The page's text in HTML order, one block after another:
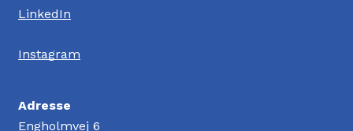
LinkedIn
Instagram
Adresse
Engholmvej 6